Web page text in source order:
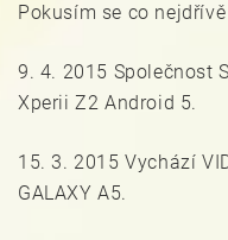
Pokusím se co
9. 4. 2015 Společnost
Xperii Z2 Android 5.
15. 3. 2015 Vychází
GALAXY A5.